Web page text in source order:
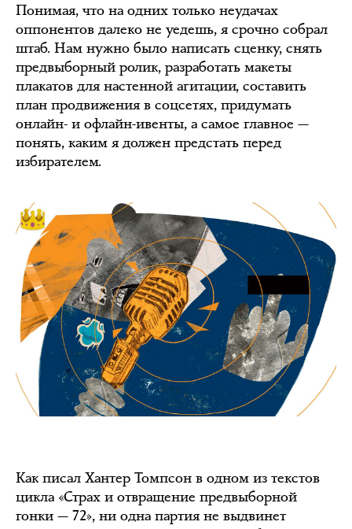
Понимая, что на одних только неудачах
оппонентов далеко не уедешь, я срочно собрал
штаб. Нам нужно было написать сценку, снять
предвыборный ролик, разработать макеты
плакатов для настенной агитации, составить
план продвижения в соцсетях, придумать
онлайн- и офлайн-ивенты, а самое главное —
понять, каким я должен предстать перед
избирателем.
Как писал Хантер Томпсон в одном из текстов
цикла «Страх и отвращение предвыборной
гонки — 72», ни одна партия не выдвинет